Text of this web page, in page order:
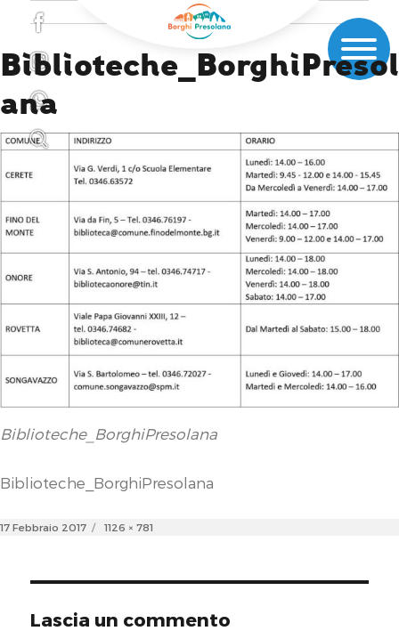
Biblioteche_BorghiPresol
ana
Biblioteche_BorghiPresolana
Biblioteche_BorghiPresolana
Posted
17 Febbraio 2017
Full
1126 × 781
Lascia un commento